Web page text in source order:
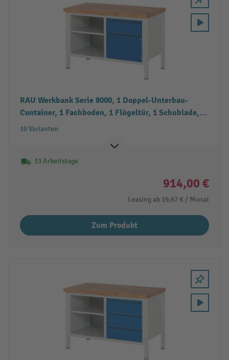
RAU Werkbank Serie 8000, 1 Doppel-Unterbau-
Container, 1 Fachboden, 1 Flügeltür, 1 Schublade,
Höhe 840-1.040 mm
10 Varianten
13 Arbeitstage
914,00 €
Leasing ab 19,67 € / Monat
Zum Produkt